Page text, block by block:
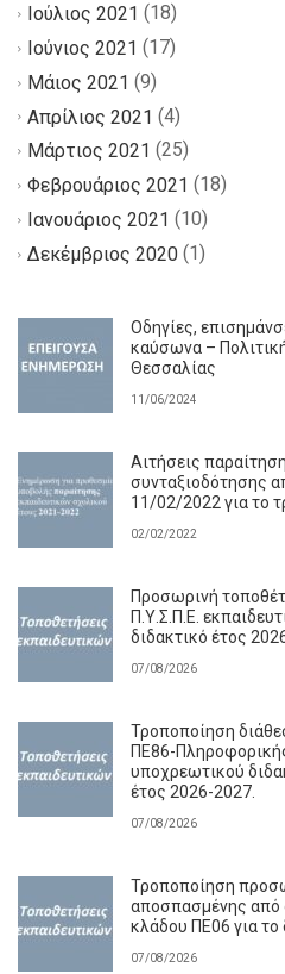
Ιούλιος 2021 (18)
Ιούνιος 2021 (17)
Μάιος 2021 (9)
Απρίλιος 2021 (4)
Μάρτιος 2021 (25)
Φεβρουάριος 2021 (18)
Ιανουάριος 2021 (10)
Δεκέμβριος 2020 (1)
Οδηγίες,
καύσωνα –
Θεσσαλίας
11/06/2024
Αιτήσεις
συνταξιοδότησης
11/02/2022 για το
02/02/2022
Προσωρινή
Π.Υ.Σ.Π.Ε.
διδακτικό έτος
07/08/2026
Τροποποίηση
ΠΕ86-
υποχρεωτικού
έτος 2026-2027.
07/08/2026
Τροποποίηση
αποσπασμένης από
κλάδου ΠΕ06 για το
07/08/2026